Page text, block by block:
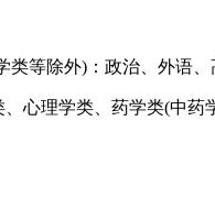
等除外)：政治、外语、
心理学类、药学类(中药